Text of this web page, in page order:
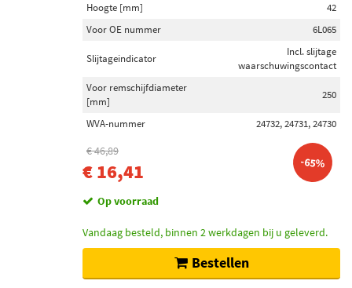
Hoogte [mm]
42
Voor OE nummer
6L065
Slijtageindicator
Incl. slijtage
waarschuwingscontact
Voor remschijfdiameter
[mm]
250
WVA-nummer 24732, 24731, 24730
€ 46,89
€ 16,41 -65%
Op voorraad
Vandaag besteld, binnen 2 werkdagen bij u geleverd.
Bestellen